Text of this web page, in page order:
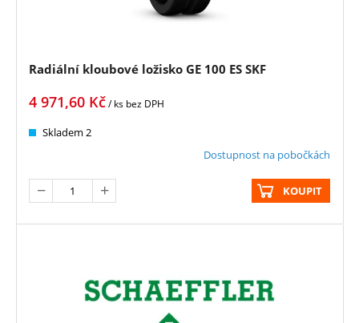
Radiální kloubové ložisko GE 100 ES SKF
4 971,60 Kč/ ks bez DPH
Skladem 2
Dostupnost na pobočkách
KOUPIT